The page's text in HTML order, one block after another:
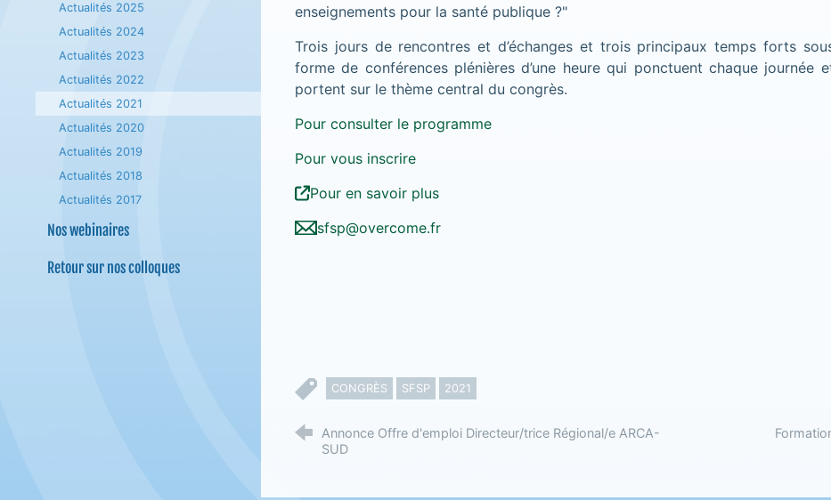
Actualités 2025
Actualités 2024
Actualités 2023
Actualités 2022
Actualités 2021
Actualités 2020
Actualités 2019
Actualités 2018
Actualités 2017
Nos webinaires
Retour sur nos colloques
enseignements pour la santé publique ?"
Trois jours de rencontres et d’échanges et trois principaux temps forts
forme de conférences plénières d’une heure qui ponctuent chaque journée
portent sur le thème central du congrès.
Pour consulter le programme
Pour vous inscrire
Pour en savoir plus
sfsp@overcome.fr
CONGRÈS SFSP 2021
Annonce Offre d'emploi Directeur/trice Régional/e ARCA-
SUD